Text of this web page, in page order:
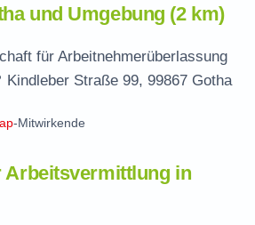
und Umgebung (2 km)
für Arbeitnehmerüberlassung
Kindleber Straße 99, 99867 Gotha
-Mitwirkende
Arbeitsvermittlung in